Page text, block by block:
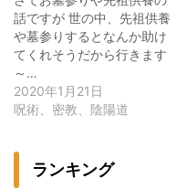
話ですが 世の中、先祖供養
や墓参りするとなんか助け
てくれそうだから行きます
～…
2020年1月21日
呪術、密教、陰陽道
ランキング